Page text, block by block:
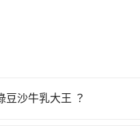
沙牛乳大王 ？